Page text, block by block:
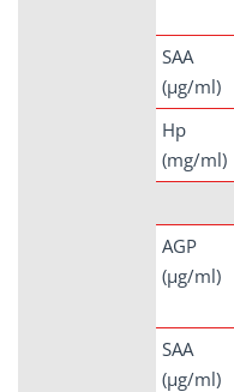
SAA
(µg/ml)
Hp
(mg/ml)
AGP
(µg/ml)
SAA
(µg/ml)